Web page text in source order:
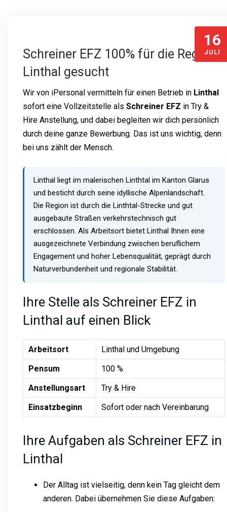
16
JULI
Schreiner EFZ 100% für die Region
Linthal gesucht
Wir von iPersonal vermitteln für einen Betrieb in Linthal
sofort eine Vollzeitstelle als Schreiner EFZ in Try &
Hire Anstellung, und dabei begleiten wir dich persönlich
durch deine ganze Bewerbung. Das ist uns wichtig, denn
bei uns zählt der Mensch.
Linthal liegt im malerischen Linthtal im Kanton Glarus
und besticht durch seine idyllische Alpenlandschaft.
Die Region ist durch die Linthtal-Strecke und gut
ausgebaute Straßen verkehrstechnisch gut
erschlossen. Als Arbeitsort bietet Linthal Ihnen eine
ausgezeichnete Verbindung zwischen beruflichem
Engagement und hoher Lebensqualität, geprägt durch
Naturverbundenheit und regionale Stabilität.
Ihre Stelle als Schreiner EFZ in
Linthal auf einen Blick
Arbeitsort
Linthal und Umgebung
Pensum
100 %
Anstellungsart
Try & Hire
Einsatzbeginn
Sofort oder nach Vereinbarung
Ihre Aufgaben als Schreiner EFZ in
Linthal
Der Alltag ist vielseitig, denn kein Tag gleicht dem
anderen. Dabei übernehmen Sie diese Aufgaben: